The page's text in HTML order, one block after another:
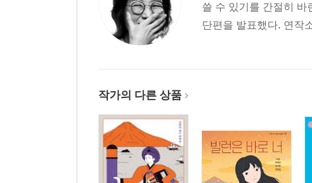
쓸 수 있기를 간절히 바
단편을 발표했다. 연작
작가의 다른 상품